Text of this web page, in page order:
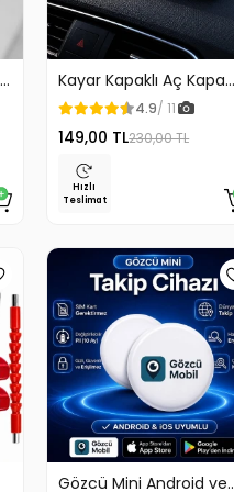
Kayar Kapaklı Aç Kapa
Araç Torpido Üstü
Fosforlu Numaratör Park
Numaratörü
4.9/ 11
149,00 TL230,00 TL
Hızlı
Teslimat
Gözcü Mini Android ve